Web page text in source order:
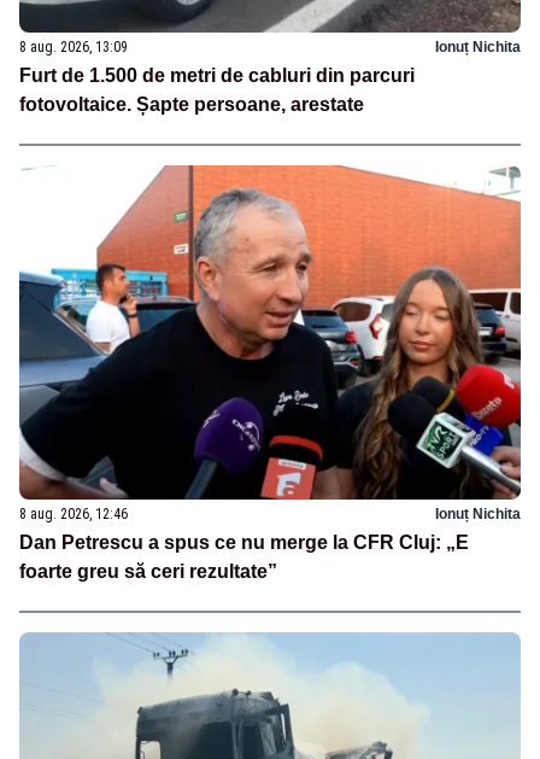
8 aug. 2026, 13:09 Ionuț Nichita
Furt de 1.500 de metri de cabluri din parcuri
fotovoltaice. Șapte persoane, arestate
8 aug. 2026, 12:46 Ionuț Nichita
Dan Petrescu a spus ce nu merge la CFR Cluj: „E
foarte greu să ceri rezultate”